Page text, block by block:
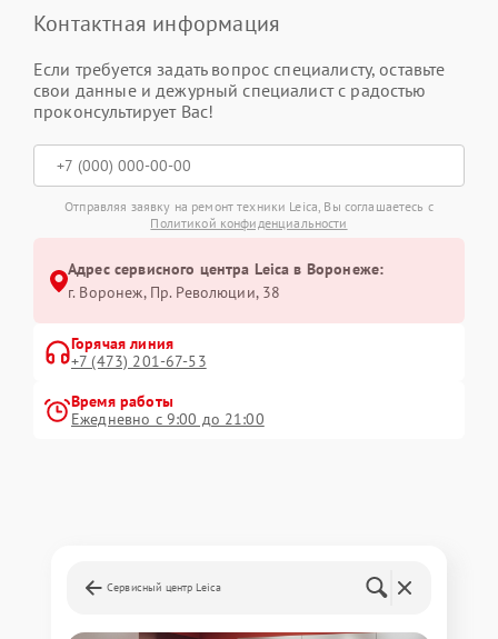
Контактная информация
Если требуется задать вопрос специалисту, оставьте
свои данные и дежурный специалист с радостью
проконсультирует Вас!
Отправляя заявку на ремонт техники Leica, Вы соглашаетесь с
Политикой конфиденциальности
Адрес сервисного центра Leica в Воронеже:
г. Воронеж, Пр. Революции, 38
Горячая линия
+7 (473) 201-67-53
Время работы
Ежедневно с 9:00 до 21:00
Сервисный центр Leica